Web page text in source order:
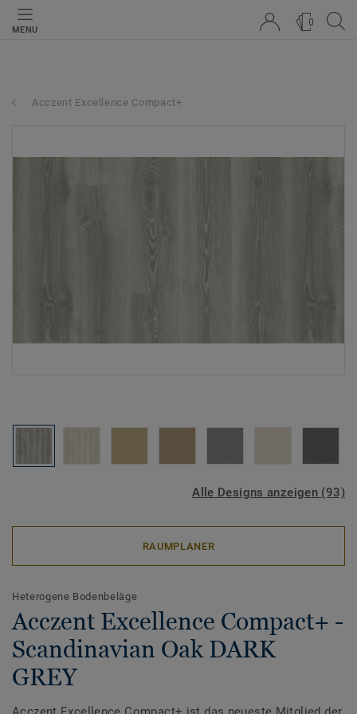
MENU
0
Acczent Excellence Compact+
Alle Designs anzeigen (93)
RAUMPLANER
Heterogene Bodenbeläge
Acczent Excellence Compact+ -
Scandinavian Oak DARK
GREY